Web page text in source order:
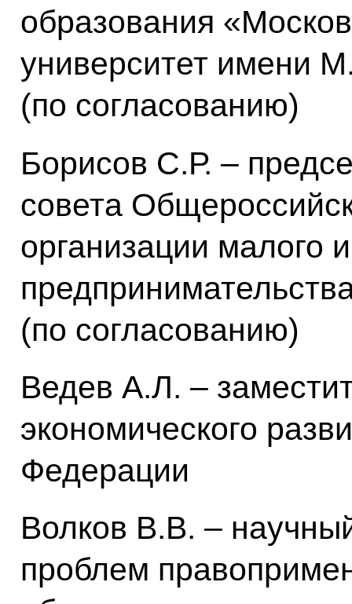
образования
университет имени
(по согласованию)
Борисов С.Р. –
совета
организации малого
(по согласованию)
Ведев А.Л. –
экономического
Федерации
Волков В.В. –
проблем